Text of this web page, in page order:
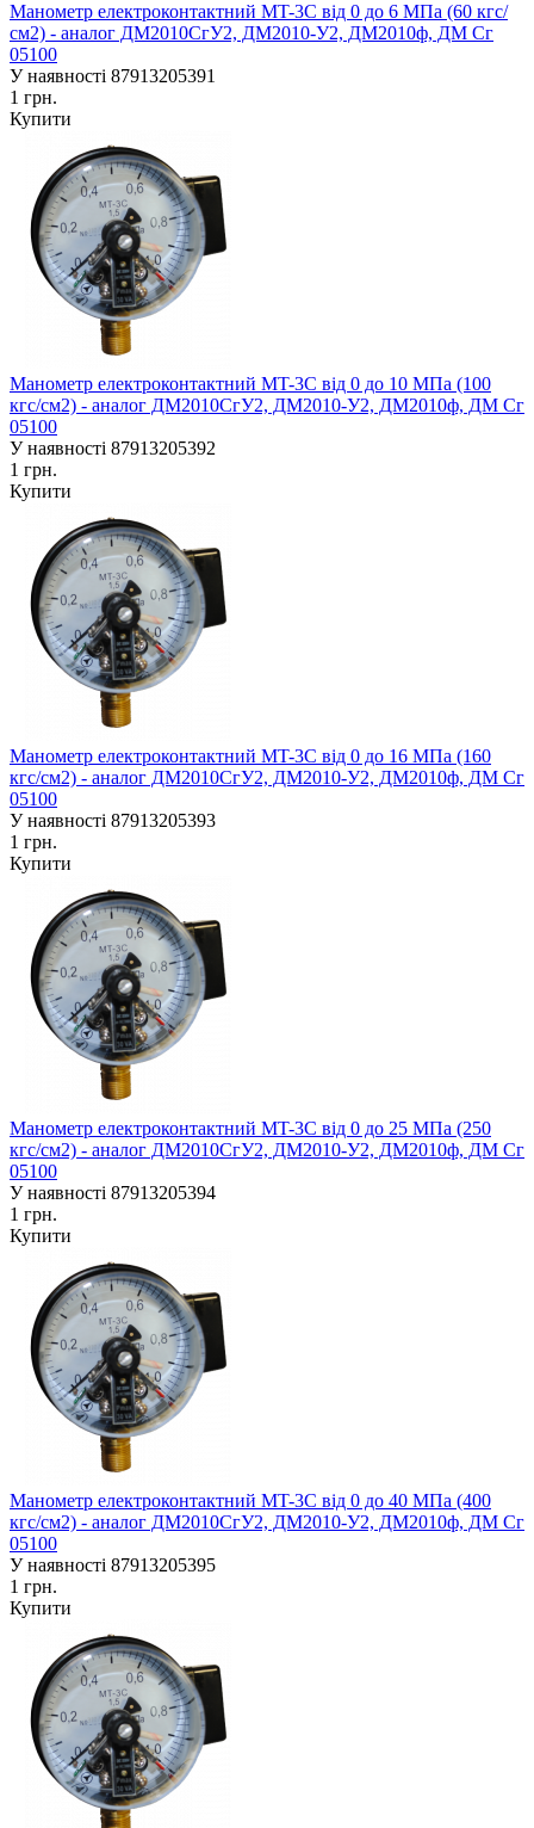
Манометр електроконтактний MT-3C від 0 до 6 МПа (60 кгс/
см2) - аналог ДМ2010СгУ2, ДМ2010-У2, ДМ2010ф, ДМ Сг
05100
У наявності 87913205391
1 грн.
Купити
Манометр електроконтактний MT-3C від 0 до 10 МПа (100
кгс/см2) - аналог ДМ2010СгУ2, ДМ2010-У2, ДМ2010ф, ДМ Сг
05100
У наявності 87913205392
1 грн.
Купити
Манометр електроконтактний MT-3C від 0 до 16 МПа (160
кгс/см2) - аналог ДМ2010СгУ2, ДМ2010-У2, ДМ2010ф, ДМ Сг
05100
У наявності 87913205393
1 грн.
Купити
Манометр електроконтактний MT-3C від 0 до 25 МПа (250
кгс/см2) - аналог ДМ2010СгУ2, ДМ2010-У2, ДМ2010ф, ДМ Сг
05100
У наявності 87913205394
1 грн.
Купити
Манометр електроконтактний MT-3C від 0 до 40 МПа (400
кгс/см2) - аналог ДМ2010СгУ2, ДМ2010-У2, ДМ2010ф, ДМ Сг
05100
У наявності 87913205395
1 грн.
Купити